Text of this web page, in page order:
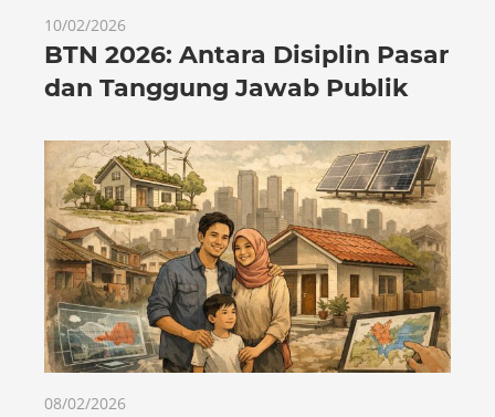
10/02/2026
BTN 2026: Antara Disiplin Pasar
dan Tanggung Jawab Publik
08/02/2026